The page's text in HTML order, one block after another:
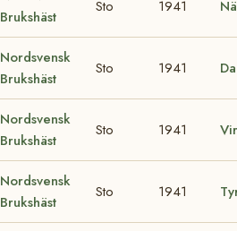
Brukshäst
Sto 1941
Nordsvensk
Brukshäst
Sto 1941
Nordsvensk
Brukshäst
Sto 1941
Nordsvensk
Brukshäst
Sto 1941